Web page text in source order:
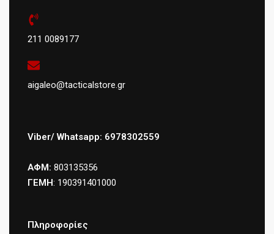
211 0089177
aigaleo@tacticalstore.gr
Viber/ Whatsapp: 6978302559
ΑΦΜ: 803135356
ΓΕΜΗ: 190391401000
Πληροφορίες